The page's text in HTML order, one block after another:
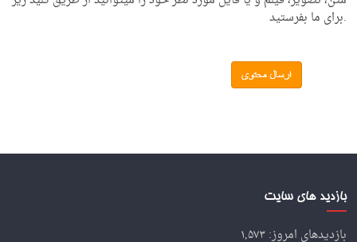
.برای ما بفرستید
بازدید های سایت
بازدیدهای امروز:۱,۵۷۳